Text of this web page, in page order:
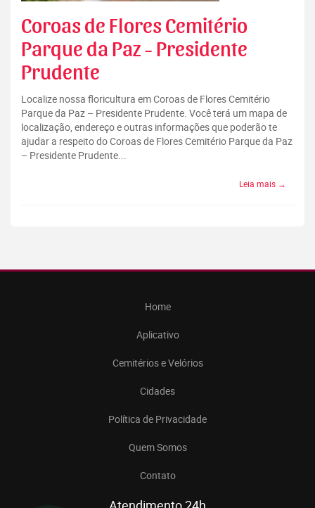
Coroas de Flores Cemitério
Parque da Paz - Presidente
Prudente
Localize nossa floricultura em Coroas de Flores Cemitério
Parque da Paz – Presidente Prudente. Você terá um mapa de
localização, endereço e outras informações que poderão te
ajudar a respeito do Coroas de Flores Cemitério Parque da Paz
– Presidente Prudente...
Leia mais →
Home
Aplicativo
Cemitérios e Velórios
Cidades
Política de Privacidade
Quem Somos
Contato